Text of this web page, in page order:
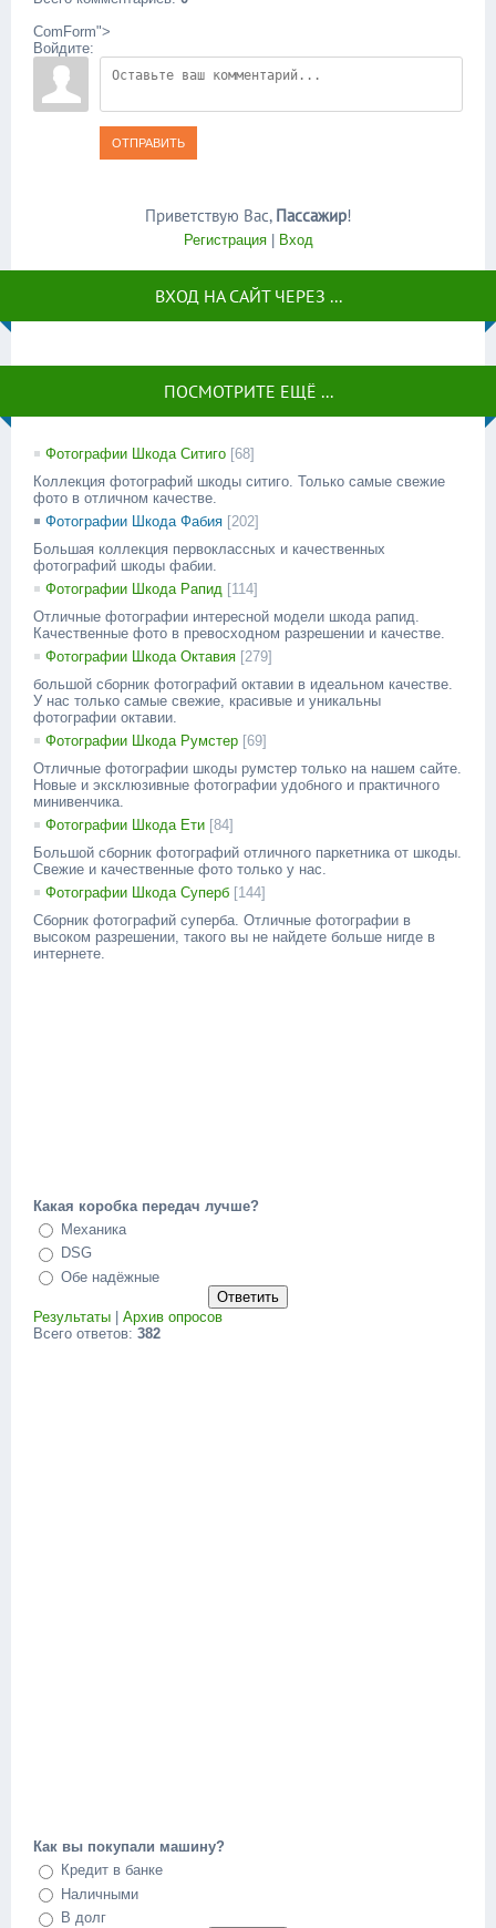
ComForm">
Войдите:
ОТПРАВИТЬ
Приветствую Вас, Пассажир!
Регистрация| Вход
ВХОД НА САЙТ ЧЕРЕЗ ...
ПОСМОТРИТЕ ЕЩЁ ...
Фотографии Шкода Ситиго [68]
Коллекция фотографий шкоды ситиго. Только самые свежие
фото в отличном качестве.
Фотографии Шкода Фабия [202]
Большая коллекция первоклассных и качественных
фотографий шкоды фабии.
Фотографии Шкода Рапид [114]
Отличные фотографии интересной модели шкода рапид.
Качественные фото в превосходном разрешении и качестве.
Фотографии Шкода Октавия [279]
большой сборник фотографий октавии в идеальном качестве.
У нас только самые свежие, красивые и уникальны
фотографии октавии.
Фотографии Шкода Румстер [69]
Отличные фотографии шкоды румстер только на нашем сайте.
Новые и эксклюзивные фотографии удобного и практичного
минивенчика.
Фотографии Шкода Ети [84]
Большой сборник фотографий отличного паркетника от шкоды.
Свежие и качественные фото только у нас.
Фотографии Шкода Суперб [144]
Сборник фотографий суперба. Отличные фотографии в
высоком разрешении, такого вы не найдете больше нигде в
интернете.
Какая коробка передач лучше?
Механика
DSG
Обе надёжные
Результаты
Архив опросов
Всего ответов: 382
Как вы покупали машину?
Кредит в банке
Наличными
В долг